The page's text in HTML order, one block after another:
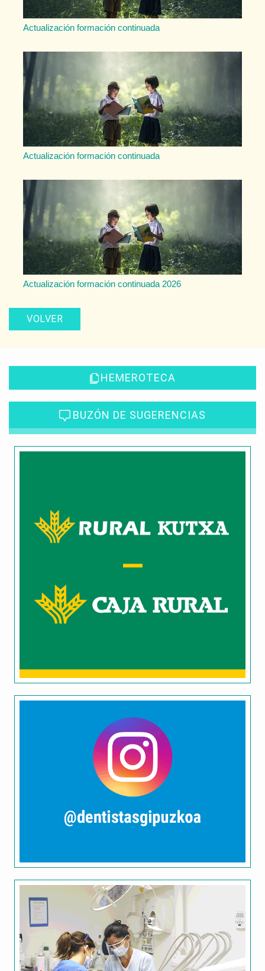
Actualización formación continuada
Actualización formación continuada
Actualización formación continuada 2026
VOLVER
HEMEROTECA
BUZÓN DE SUGERENCIAS